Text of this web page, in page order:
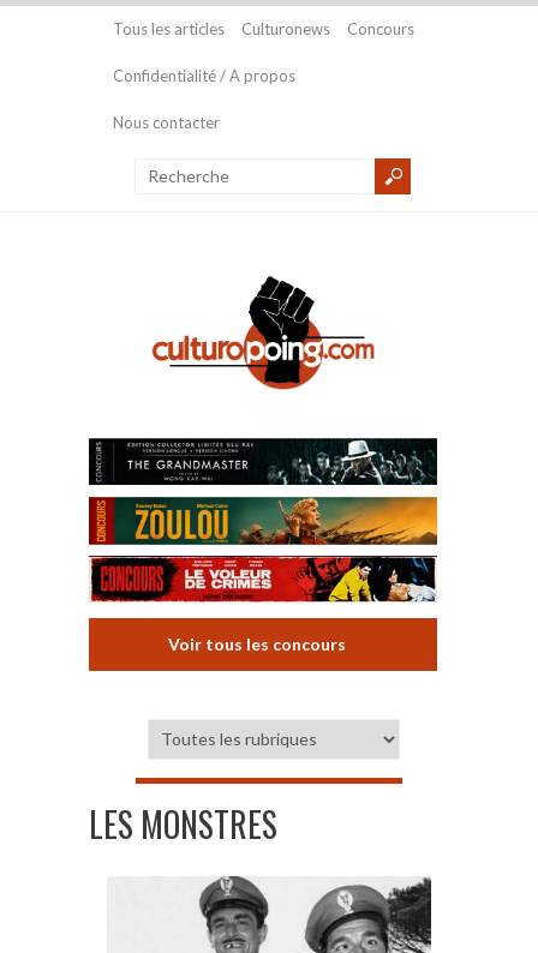
Tous les articles Culturonews Concours
Confidentialité / A propos
Nous contacter
Voir tous les concours
LES MONSTRES